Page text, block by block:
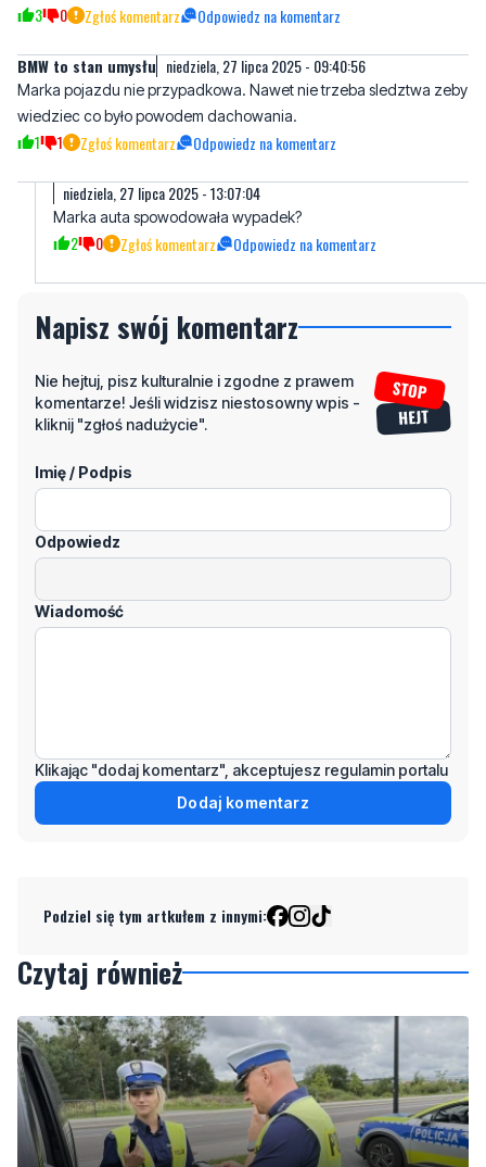
3 0 Zgłoś komentarz Odpowiedz na komentarz
BMW to stan umysłu niedziela, 27 lipca 2025 - 09:40:56
Marka pojazdu nie przypadkowa. Nawet nie trzeba sledztwa zeby
wiedziec co było powodem dachowania.
1 1 Zgłoś komentarz Odpowiedz na komentarz
niedziela, 27 lipca 2025 - 13:07:04
Marka auta spowodowała wypadek?
2 0 Zgłoś komentarz Odpowiedz na komentarz
Napisz swój komentarz
Nie hejtuj, pisz kulturalnie i zgodne z prawem
komentarze! Jeśli widzisz niestosowny wpis -
kliknij "zgłoś nadużycie".
Imię / Podpis
Odpowiedz
Wiadomość
Klikając "dodaj komentarz", akceptujesz regulamin portalu
Dodaj komentarz
Podziel się tym artkułem z innymi:
Czytaj również